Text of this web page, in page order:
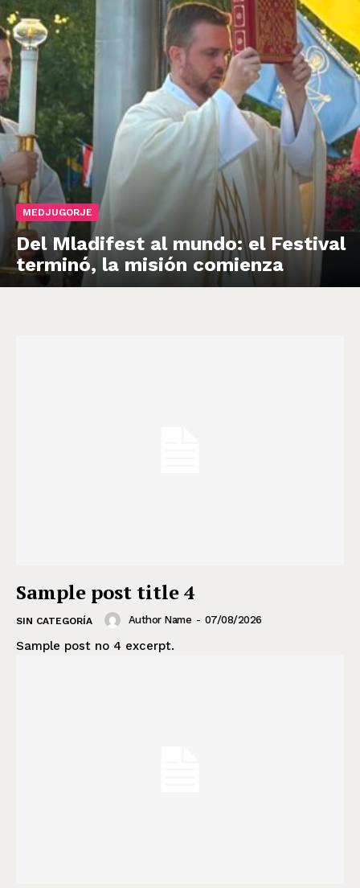
MEDJUGORJE
Del Mladifest al mundo: el Festival
terminó, la misión comienza
Sample post title 4
SIN CATEGORÍA Author Name - 07/08/2026
Sample post no 4 excerpt.